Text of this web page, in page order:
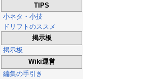
TIPS
小ネタ・小技
ドリフトのススメ
掲示板
掲示板
Wiki運営
編集の手引き